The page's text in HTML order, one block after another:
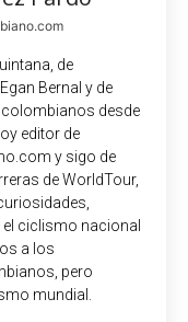
de
Bernal y de
desde
editor de
y sigo de
de WorldTour,
ciclismo nacional
a los
pero
mundial.